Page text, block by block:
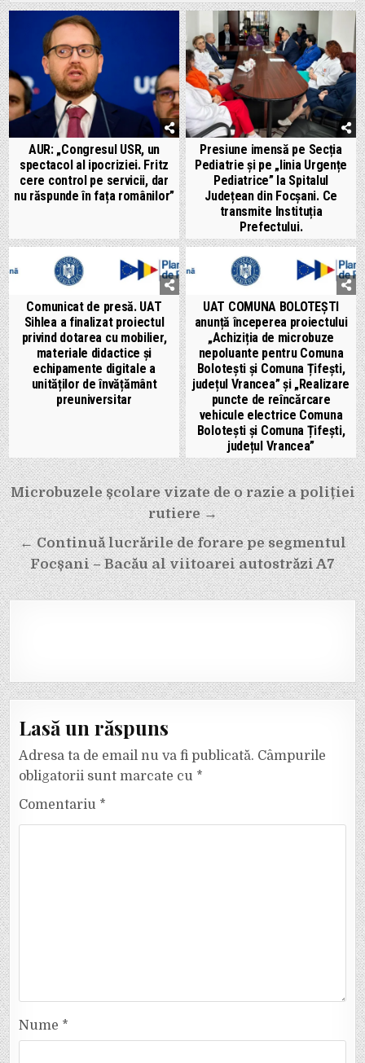
AUR: „Congresul USR, un
spectacol al ipocriziei. Fritz
cere control pe servicii, dar
nu răspunde în fața românilor”
Presiune imensă pe Secția
Pediatrie și pe „linia Urgențe
Pediatrice” la Spitalul
Județean din Focșani. Ce
transmite Instituția
Prefectului.
Comunicat de presă. UAT
Sihlea a finalizat proiectul
privind dotarea cu mobilier,
materiale didactice și
echipamente digitale a
unităților de învățământ
preuniversitar
UAT COMUNA BOLOTEȘTI
anunță începerea proiectului
„Achiziția de microbuze
nepoluante pentru Comuna
Bolotești și Comuna Țifești,
județul Vrancea” și „Realizare
puncte de reîncărcare
vehicule electrice Comuna
Bolotești și Comuna Țifești,
județul Vrancea”
Navigare
în
articole
Microbuzele școlare vizate de o razie a poliției
rutiere →
← Continuă lucrările de forare pe segmentul
Focșani – Bacău al viitoarei autostrăzi A7
Lasă un răspuns
Adresa ta de email nu va fi publicată. Câmpurile
obligatorii sunt marcate cu *
Comentariu *
Nume *